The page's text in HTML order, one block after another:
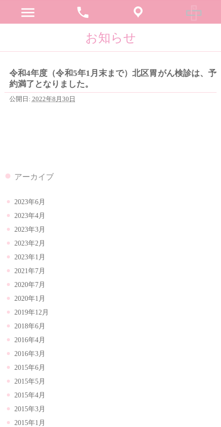
menu phone
お知らせ
令和4年度（令和5年1月末まで）北区胃がん検診は、予
約満了となりました。
公開日: 2022年8月30日
アーカイブ
2023年6月
2023年4月
2023年3月
2023年2月
2023年1月
2021年7月
2020年7月
2020年1月
2019年12月
2018年6月
2016年4月
2016年3月
2015年6月
2015年5月
2015年4月
2015年3月
2015年1月